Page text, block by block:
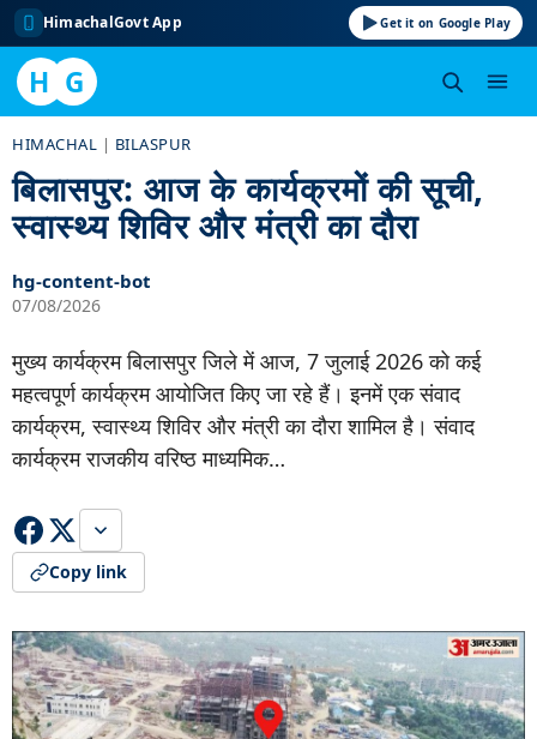
HimachalGovt App Get it on Google Play
H G
content
HIMACHAL | BILASPUR
बिलासपुर: आज के कार्यक्रमों की सूची,
स्वास्थ्य शिविर और मंत्री का दौरा
hg-content-bot
07/08/2026
मुख्य कार्यक्रम बिलासपुर जिले में आज, 7 जुलाई 2026 को कई
महत्वपूर्ण कार्यक्रम आयोजित किए जा रहे हैं। इनमें एक संवाद
कार्यक्रम, स्वास्थ्य शिविर और मंत्री का दौरा शामिल है। संवाद
कार्यक्रम राजकीय वरिष्ठ माध्यमिक…
Copy link